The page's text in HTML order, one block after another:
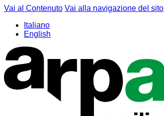
Vai al Contenuto Vai alla navigazione del sito
Italiano
English